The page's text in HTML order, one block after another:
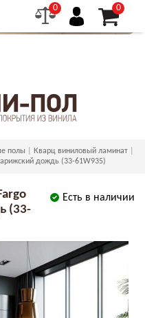
0 0
полы
Кварц виниловый ламинат
дождь (33-61W935)
Есть в наличии
(33-